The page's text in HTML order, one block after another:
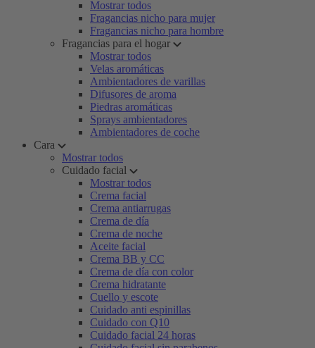
Mostrar todos
Fragancias nicho para mujer
Fragancias nicho para hombre
Fragancias para el hogar
Mostrar todos
Velas aromáticas
Ambientadores de varillas
Difusores de aroma
Piedras aromáticas
Sprays ambientadores
Ambientadores de coche
Cara
Mostrar todos
Cuidado facial
Mostrar todos
Crema facial
Crema antiarrugas
Crema de día
Crema de noche
Aceite facial
Crema BB y CC
Crema de día con color
Crema hidratante
Cuello y escote
Cuidado anti espinillas
Cuidado con Q10
Cuidado facial 24 horas